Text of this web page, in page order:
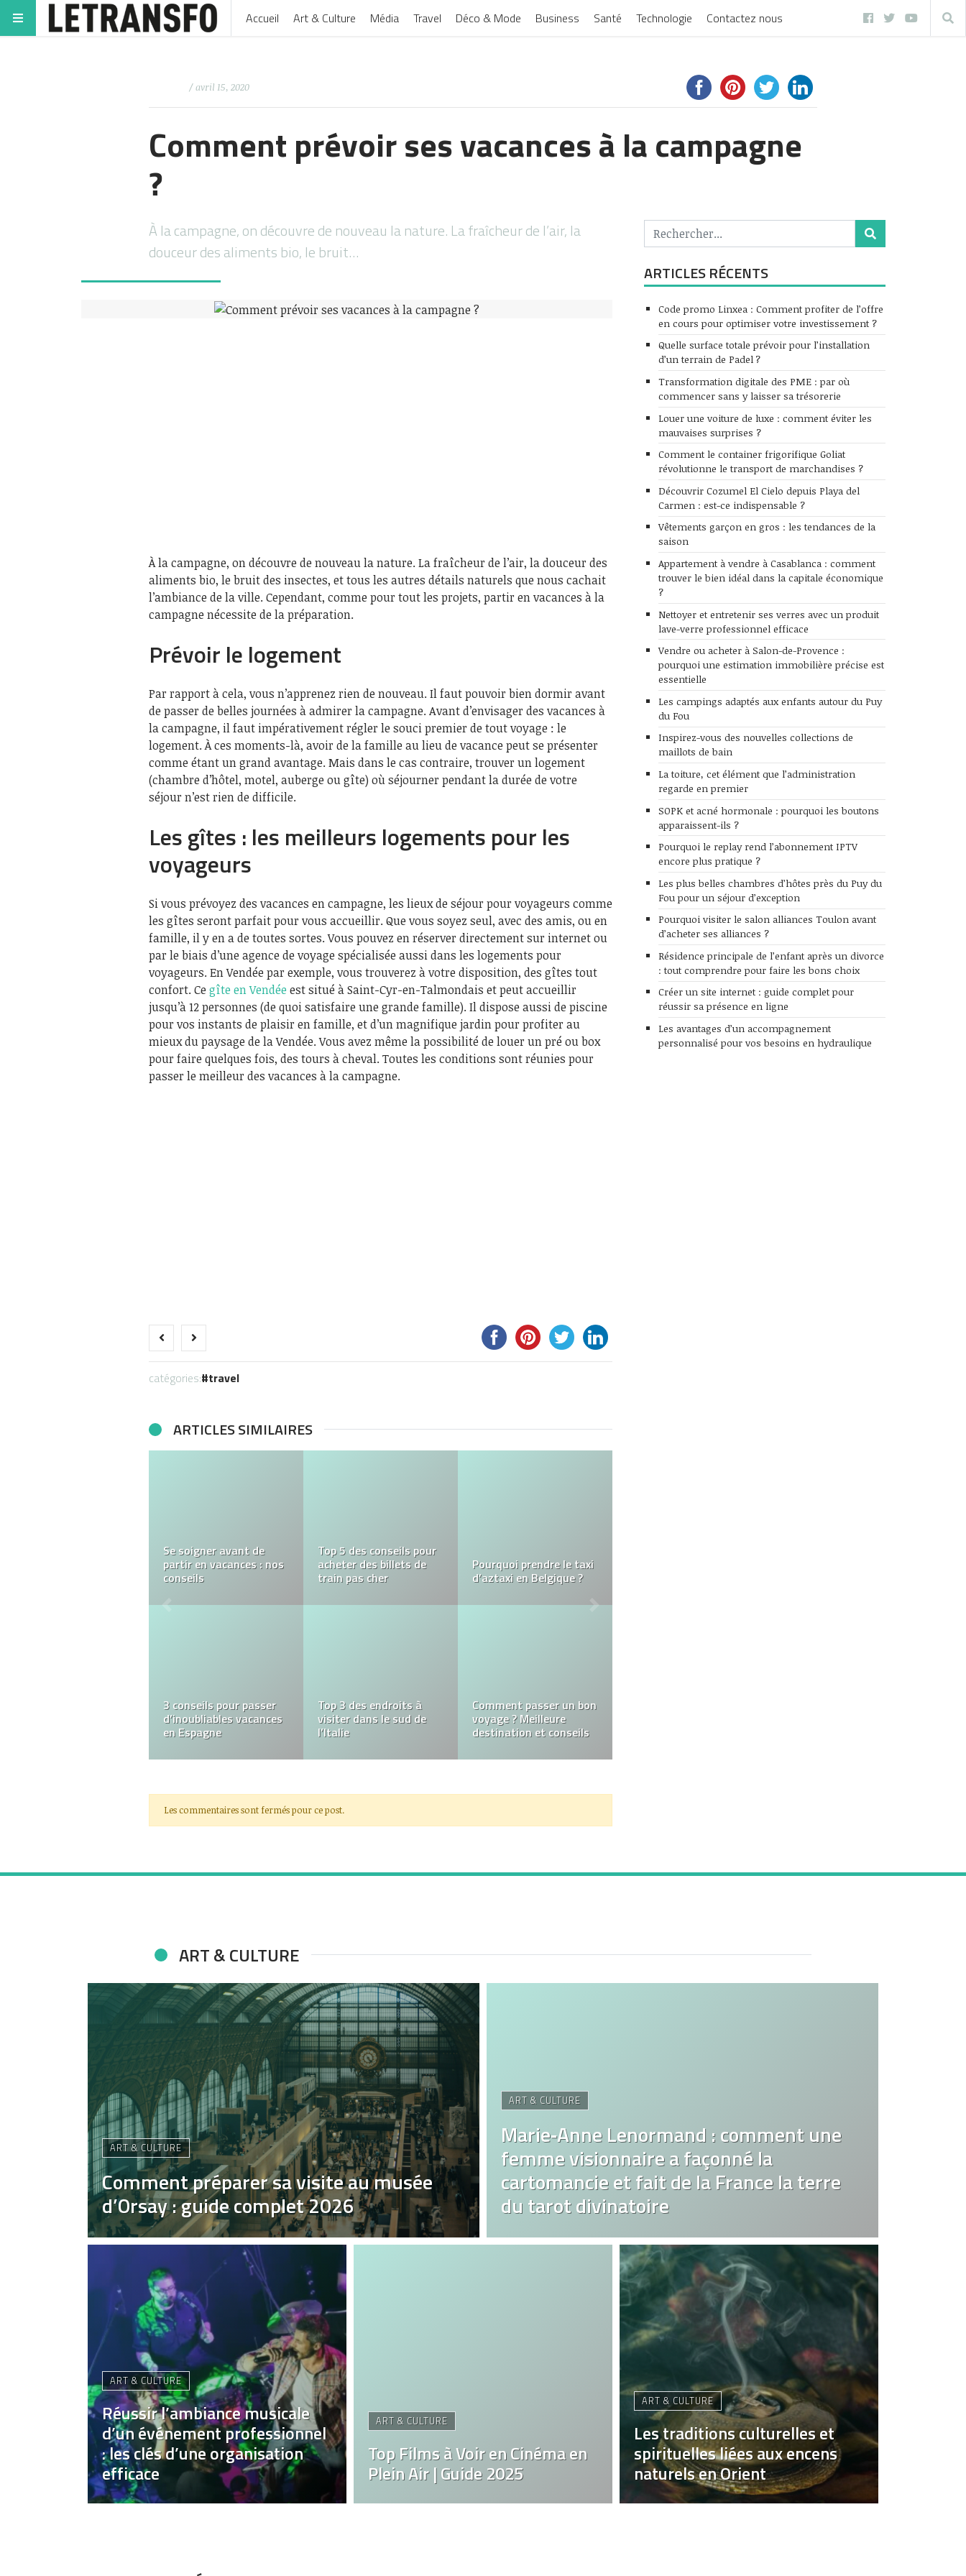
Accueil Art & Culture Média Travel Déco & Mode Business Santé Technologie Contactez nous
/ avril 15, 2020
Comment prévoir ses vacances à la campagne
?
À la campagne, on découvre de nouveau la nature. La fraîcheur de l’air, la
douceur des aliments bio, le bruit…
À la campagne, on découvre de nouveau la nature. La fraîcheur de l’air, la douceur des
aliments bio, le bruit des insectes, et tous les autres détails naturels que nous cachait
l’ambiance de la ville. Cependant, comme pour tout les projets, partir en vacances à la
campagne nécessite de la préparation.
Prévoir le logement
Par rapport à cela, vous n’apprenez rien de nouveau. Il faut pouvoir bien dormir avant
de passer de belles journées à admirer la campagne. Avant d’envisager des vacances à
la campagne, il faut impérativement régler le souci premier de tout voyage : le
logement. À ces moments-là, avoir de la famille au lieu de vacance peut se présenter
comme étant un grand avantage. Mais dans le cas contraire, trouver un logement
(chambre d’hôtel, motel, auberge ou gîte) où séjourner pendant la durée de votre
séjour n’est rien de difficile.
Les gîtes : les meilleurs logements pour les
voyageurs
Si vous prévoyez des vacances en campagne, les lieux de séjour pour voyageurs comme
les gîtes seront parfait pour vous accueillir. Que vous soyez seul, avec des amis, ou en
famille, il y en a de toutes sortes. Vous pouvez en réserver directement sur internet ou
par le biais d’une agence de voyage spécialisée aussi dans les logements pour
voyageurs. En Vendée par exemple, vous trouverez à votre disposition, des gîtes tout
confort. Ce gîte en Vendée est situé à Saint-Cyr-en-Talmondais et peut accueillir
jusqu’à 12 personnes (de quoi satisfaire une grande famille). Il dispose aussi de piscine
pour vos instants de plaisir en famille, et d’un magnifique jardin pour profiter au
mieux du paysage de la Vendée. Vous avez même la possibilité de louer un pré ou box
pour faire quelques fois, des tours à cheval. Toutes les conditions sont réunies pour
passer le meilleur des vacances à la campagne.
catégories: travel
ARTICLES SIMILAIRES
LE VOYAGE EN INDE DU
NORD EST
Colonies de vacances
pour ados : quels sont
les bienfaits ?
dans la campagne
gersoise
delà des plages : Un
guide des
incontournables
Conseils de voyage: des
conseils pour visiter
Paris l’esprit tranquille
Guide Ultime Du Sri
Lanka
Les commentaires sont fermés pour ce post.
ARTICLES RÉCENTS
Code promo Linxea : Comment profiter de l’offre
en cours pour optimiser votre investissement ?
Quelle surface totale prévoir pour l’installation
d’un terrain de Padel ?
Transformation digitale des PME : par où
commencer sans y laisser sa trésorerie
Louer une voiture de luxe : comment éviter les
mauvaises surprises ?
Comment le container frigorifique Goliat
révolutionne le transport de marchandises ?
Découvrir Cozumel El Cielo depuis Playa del
Carmen : est-ce indispensable ?
Vêtements garçon en gros : les tendances de la
saison
Appartement à vendre à Casablanca : comment
trouver le bien idéal dans la capitale économique
?
Nettoyer et entretenir ses verres avec un produit
lave-verre professionnel efficace
Vendre ou acheter à Salon-de-Provence :
pourquoi une estimation immobilière précise est
essentielle
Les campings adaptés aux enfants autour du Puy
du Fou
Inspirez-vous des nouvelles collections de
maillots de bain
La toiture, cet élément que l’administration
regarde en premier
SOPK et acné hormonale : pourquoi les boutons
apparaissent-ils ?
Pourquoi le replay rend l’abonnement IPTV
encore plus pratique ?
Les plus belles chambres d’hôtes près du Puy du
Fou pour un séjour d’exception
Pourquoi visiter le salon alliances Toulon avant
d’acheter ses alliances ?
Résidence principale de l’enfant après un divorce
: tout comprendre pour faire les bons choix
Créer un site internet : guide complet pour
réussir sa présence en ligne
Les avantages d’un accompagnement
personnalisé pour vos besoins en hydraulique
ART & CULTURE
ART & CULTURE
Comment préparer sa visite au musée
d’Orsay : guide complet 2026
ART & CULTURE
Marie‑Anne Lenormand : comment une
femme visionnaire a façonné la
cartomancie et fait de la France la terre
du tarot divinatoire
ART & CULTURE
Réussir l’ambiance musicale
d’un événement professionnel
: les clés d’une organisation
efficace
ART & CULTURE
Top Films à Voir en Cinéma en
Plein Air | Guide 2025
ART & CULTURE
Les traditions culturelles et
spirituelles liées aux encens
naturels en Orient